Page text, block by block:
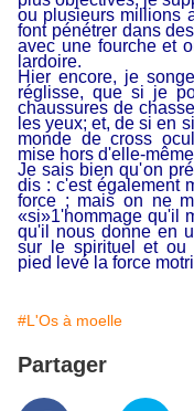
ou plusieurs millions
font pénétrer dans
avec une fourche et
lardoire.
Hier encore, je
réglisse, que si je
chaussures de
les yeux; et, de si en
monde de cross
mise hors d'elle-
Je sais bien qu'on
dis : c'est également
force ; mais on ne
«si»1'hommage qu'il
qu'il nous donne en
sur le spirituel et ou
pied levé la force
#L'Os à moelle
Partager